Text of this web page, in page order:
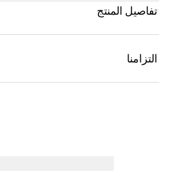
تفاصيل المنتج
التزامنا